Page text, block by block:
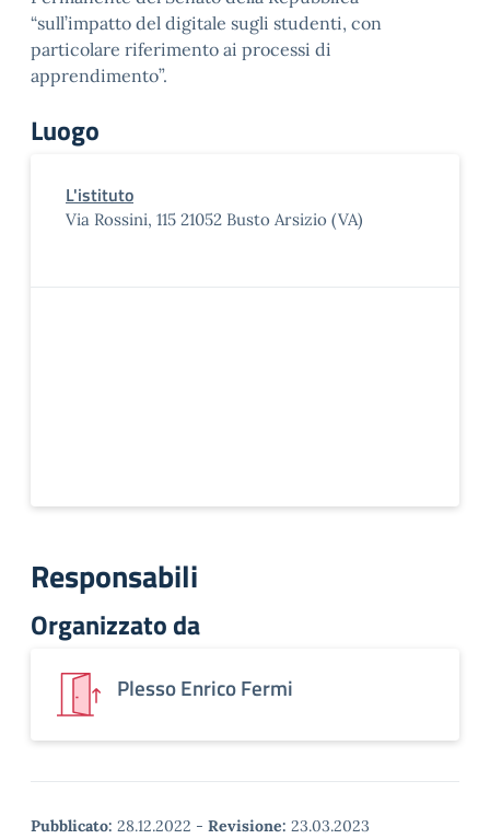
“sull’impatto del digitale sugli studenti, con
particolare riferimento ai processi di
apprendimento”.
Luogo
L'istituto
Via Rossini, 115 21052 Busto Arsizio (VA)
Responsabili
Organizzato da
Plesso Enrico Fermi
Pubblicato: 28.12.2022 - Revisione: 23.03.2023